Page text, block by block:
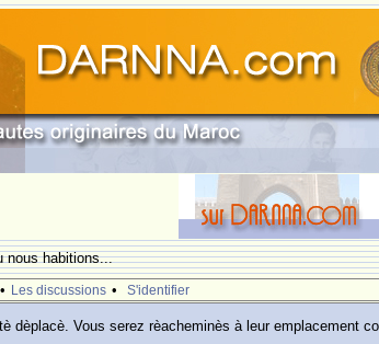
nous habitions...
• Les discussions • S'identifier
dèplacè. Vous serez rèacheminès à leur emplacement